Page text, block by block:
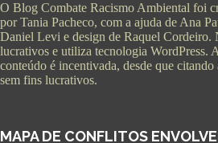
O Blog Combate Racismo Ambiental foi
por Tania Pacheco, com a ajuda de Ana
Daniel Levi e design de Raquel Cordeiro.
lucrativos e utiliza tecnologia WordPress.
conteúdo é incentivada, desde que citando
sem fins lucrativos.
MAPA DE CONFLITOS